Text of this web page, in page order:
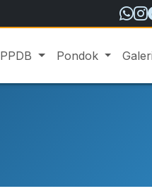
PPDB Pondok Galeri